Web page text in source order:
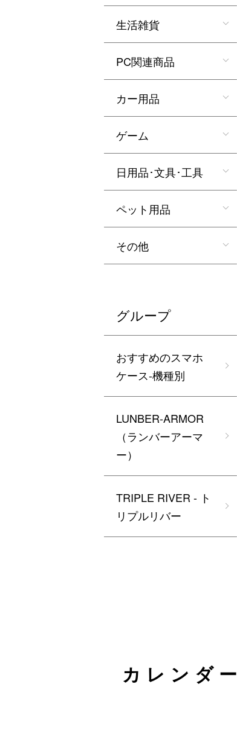
生活雑貨
PC関連商品
カー用品
ゲーム
日用品･文具･工具
ペット用品
その他
グループ
おすすめのスマホ
ケース-機種別
LUNBER-ARMOR
（ランバーアーマ
ー）
TRIPLE RIVER - ト
リプルリバー
カレンダー